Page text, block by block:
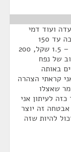
ועוד דמי
אבטחה שאפשר לגבות. כלומר מסעדה שיש בה עד 150
מקומות ישיבה – 2 שקלים, 200-150 שקלים – 1.5 שקל, 200
כי יש חישוב של נפח
באותה
קראתי הצהרה
שאצלו
כזה לעיתון אני
הוא גובה 2 ₪ עבור אבטחה זה יוצר
אם הוא גובה 1 ₪ או 0.5 ₪ יכול להיות שזה